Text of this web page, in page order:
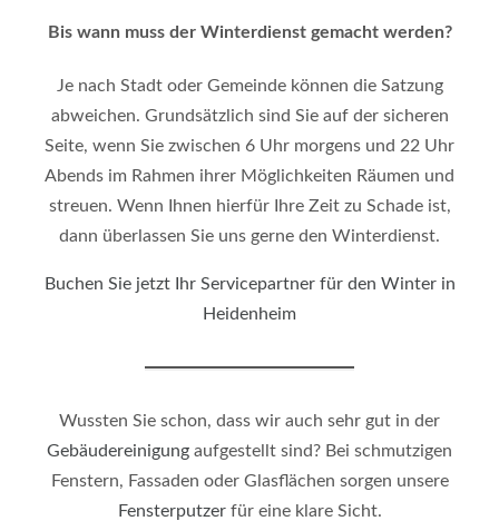
Bis wann muss der Winterdienst gemacht werden?
Je nach Stadt oder Gemeinde können die Satzung
abweichen. Grundsätzlich sind Sie auf der sicheren
Seite, wenn Sie zwischen 6 Uhr morgens und 22 Uhr
Abends im Rahmen ihrer Möglichkeiten Räumen und
streuen. Wenn Ihnen hierfür Ihre Zeit zu Schade ist,
dann überlassen Sie uns gerne den Winterdienst.
Buchen Sie jetzt Ihr Servicepartner für den Winter in
Heidenheim
Wussten Sie schon, dass wir auch sehr gut in der
Gebäudereinigung aufgestellt sind? Bei schmutzigen
Fenstern, Fassaden oder Glasflächen sorgen unsere
Fensterputzer für eine klare Sicht.